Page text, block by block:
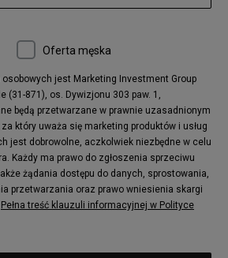
Oferta męska
jest Marketing Investment Group
(31-871), os. Dywizjonu 303 paw. 1,
będą przetwarzane w prawnie uzasadnionym
który uważa się marketing produktów i usług
jest dobrowolne, aczkolwiek niezbędne w celu
Każdy ma prawo do zgłoszenia sprzeciwu
żądania dostępu do danych, sprostowania,
przetwarzania oraz prawo wniesienia skargi
Pełna treść klauzuli informacyjnej w Polityce